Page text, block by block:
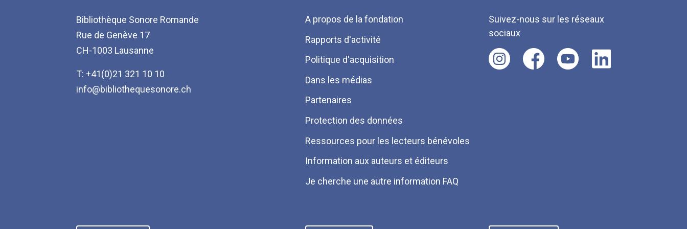
Bibliothèque Sonore Romande
Rue de Genève 17
CH-1003 Lausanne
T: +41(0)21 321 10 10
info@bibliothequesonore.ch
Menu
Pied
de
page
A propos de la fondation
Rapports d'activité
Politique d'acquisition
Dans les médias
Partenaires
Protection des données
Ressources pour les lecteurs bénévoles
Information aux auteurs et éditeurs
Je cherche une autre information FAQ
Suivez-nous sur les réseaux
sociaux